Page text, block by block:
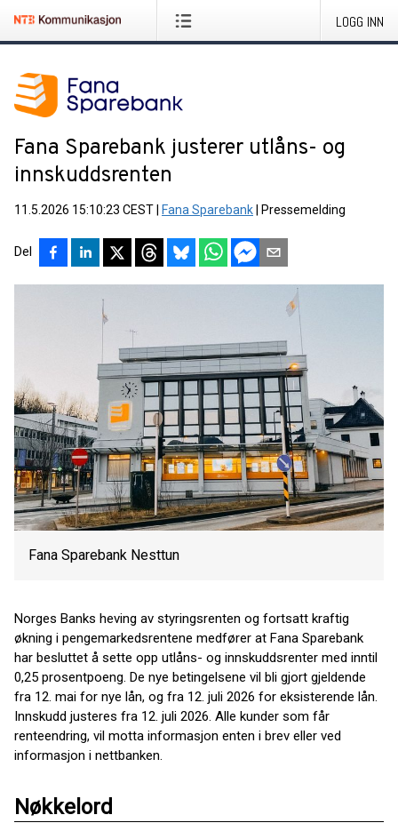
LOGG INN
Fana Sparebank justerer utlåns- og
innskuddsrenten
11.5.2026 15:10:23 CEST Fana Sparebank Pressemelding
Del
Fana Sparebank Nesttun
Norges Banks heving av styringsrenten og fortsatt kraftig
økning i pengemarkedsrentene medfører at Fana Sparebank
har besluttet å sette opp utlåns- og innskuddsrenter med inntil
0,25 prosentpoeng. De nye betingelsene vil bli gjort gjeldende
fra 12. mai for nye lån, og fra 12. juli 2026 for eksisterende lån.
Innskudd justeres fra 12. juli 2026. Alle kunder som får
renteendring, vil motta informasjon enten i brev eller ved
informasjon i nettbanken.
Nøkkelord